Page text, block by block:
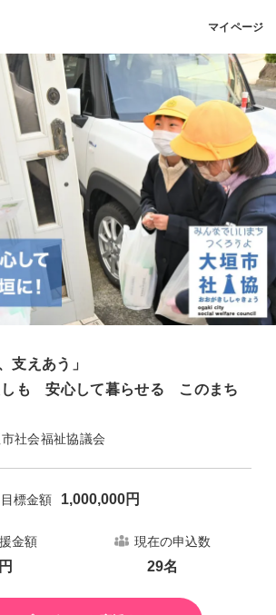
マイページ
支えあう」
しも 安心して暮らせる このまち
社会福祉協議会
目標金額 1,000,000円
金額 現在の申込数
29名